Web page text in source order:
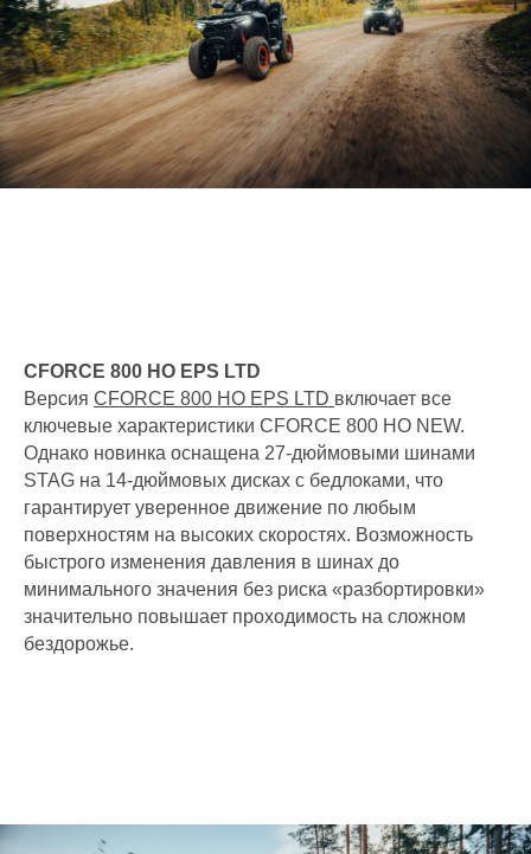
CFORCE 800 HO EPS LTD
Версия CFORCE 800 HO EPS LTD включает все
ключевые характеристики CFORCE 800 HO NEW.
Однако новинка оснащена 27-дюймовыми шинами
STAG на 14-дюймовых дисках с бедлоками, что
гарантирует уверенное движение по любым
поверхностям на высоких скоростях. Возможность
быстрого изменения давления в шинах до
минимального значения без риска «разбортировки»
значительно повышает проходимость на сложном
бездорожье.